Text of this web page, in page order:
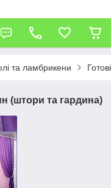
та ламбрикени
(штори та гардина)